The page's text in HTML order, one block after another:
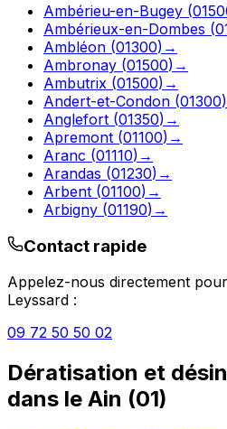
Ambérieu-en-Bugey (
Ambérieux-en-Dombes (
Ambléon (01300) →
Ambronay (01500) →
Ambutrix (01500) →
Andert-et-Condon (01300)
Anglefort (01350) →
Apremont (01100) →
Aranc (01110) →
Arandas (01230) →
Arbent (01100) →
Arbigny (01190) →
Contact rapide
Appelez-nous directement
Leyssard :
09 72 50 50 02
Dératisation et
dans le Ain (01)